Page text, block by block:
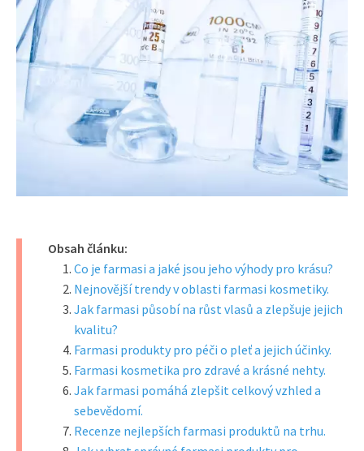
Obsah článku:
Co je farmasi a jaké jsou jeho výhody pro krásu?
Nejnovější trendy v oblasti farmasi kosmetiky.
Jak farmasi působí na růst vlasů a zlepšuje jejich
kvalitu?
Farmasi produkty pro péči o pleť a jejich účinky.
Farmasi kosmetika pro zdravé a krásné nehty.
Jak farmasi pomáhá zlepšit celkový vzhled a
sebevědomí.
Recenze nejlepších farmasi produktů na trhu.